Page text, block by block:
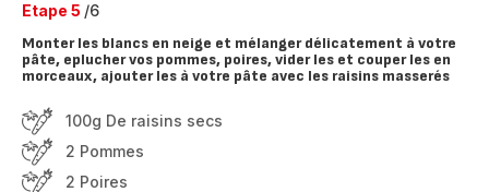
Etape 5 /6
Monter les blancs en neige et mélanger délicatement à votre
pâte, eplucher vos pommes, poires, vider les et couper les en
morceaux, ajouter les à votre pâte avec les raisins masserés
100g De raisins secs
2 Pommes
2 Poires